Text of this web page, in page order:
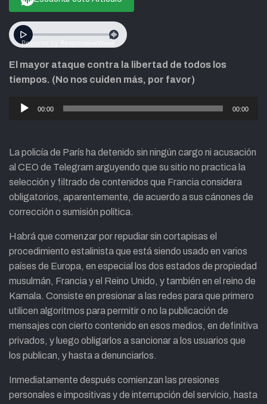
El mayor ataque contra la libertad de todos los
tiempos. (No nos cuiden más, por favor)
Reproductor
00:00 00:00
La policía de París ha detenido sin ningún cargo ni acusación
al CEO de Telegram arguyendo que su sitio no practica la
selección y filtrado de contenidos que Francia considera
obligatorios, aparentemente, de acuerdo a sus cánones de
corrección o sumisión política.
Habrá que comenzar por repudiar sin cortapisas el
procedimiento estalinista que está siendo usado en varios
países de Europa, en especial los dos estados de propiedad
musulmán, Francia y el Reino Unido, y también en el reino de
Kamala. Consiste en presionar a las redes para que primero
utilicen algoritmos para permitir o no la publicación de
mensajes con cierto contenido en esos medios, en definitiva
privados, y luego obligarlos a sancionar a los usuarios que
los publican, y hasta a denunciarlos.
Inmediatamente después comienzan las presiones
personales e impositivas y de interrupción del servicio, hasta